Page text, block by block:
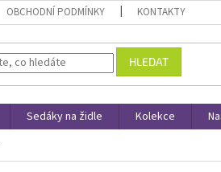
OBCHODNÍ PODMÍNKY KONTAKTY
HLEDAT
Sedáky na židle Kolekce